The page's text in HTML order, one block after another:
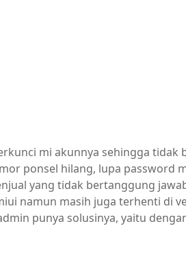
mi akunnya sehingga tidak
ponsel hilang, lupa password
yang tidak bertanggung
namun masih juga terhenti di
punya solusinya, yaitu